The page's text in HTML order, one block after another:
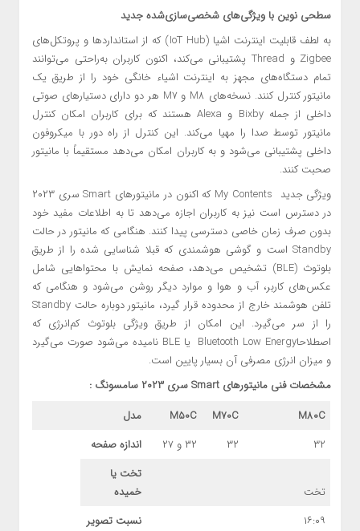
سطحی نوین با ویژگی‌های شخصی‌سازی‌شده جدید
به لطف قابلیت اینترنت اشیا (IoT Hub) که از استاندارد‌ها و پروتکل‌های
Zigbee و Thread پشتیبانی می‌کند، اکنون کاربران به‌راحتی می‌توانند
تمام دستگاه‌های مجهز به اینترنت اشیاء خانگی خود را از طریق یک
مانیتور کنترل کنند. نسخه‌های M8 و M7 هر دو دارای دستیارهای صوتی
داخلی از جمله Bixby و Alexa هستند که برای کاربران امکان کنترل
مانیتور توسط صدا را مهیا می‌کند. این کنترل از راه دور با میکروفون
داخلی پشتیبانی می‌شود و به کاربران امکان می‌دهد مستقیماً با مانیتور
صحبت کنند.
ویژگی جدید My Contents که اکنون در مانیتورهای Smart سری ۲۰۲۳
در دسترس است نیز به کاربران اجازه می‌دهد تا به اطلاعات مفید خود
بدون صرف زمان خاصی دسترسی پیدا کنند. هنگامی که مانیتور در حالت
Standby است و گوشی هوشمندی که قبلا شناسایی شده را از طریق
بلوتوث (BLE) تشخیص می‌دهد، صفحه نمایش با محتواهایی شامل
عکس‌های کاربر، آب و هوا و موارد دیگر روشن می‌شود و هنگامی که
تلفن هوشمند خارج از محدوده قرار گیرد، مانیتور دوباره حالت Standby
را از سر می‌گیرد. این امکان از طریق ویژگی بلوتوث کم‌انرژی که
اصطلاحاBluetooth Low Energy یا BLE نامیده می‌شود صورت می‌گیرد
و میزان انرژی مصرفی آن بسیار پایین است.
مشخصات فنی مانیتورهای Smartسری ۲۰۲۳ سامسونگ :
M80C
M70C
M50C
مدل
۳۲
۳۲ ۳۲ و ۲۷ اندازه صفحه
تخت
تخت یا
خمیده
۱۶:۰۹
نسبت تصویر